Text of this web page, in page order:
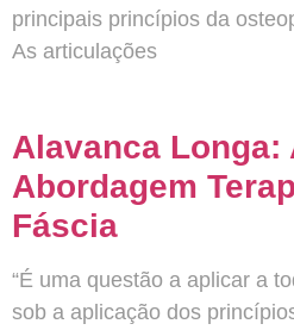
principais princípios da
As articulações
Alavanca Longa:
Abordagem
Fáscia
“É uma questão a aplicar a
sob a aplicação dos